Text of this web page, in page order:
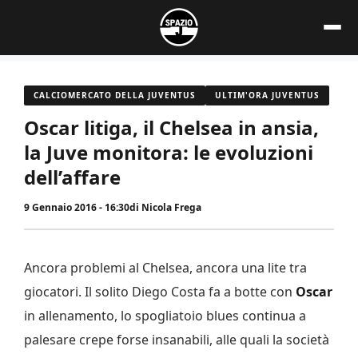
contenuto
CALCIOMERCATO DELLA JUVENTUS ULTIM'ORA JUVENTUS
Oscar litiga, il Chelsea in ansia,
la Juve monitora: le evoluzioni
dell’affare
9 Gennaio 2016 - 16:30di Nicola Frega
Ancora problemi al Chelsea, ancora una lite tra
giocatori. Il solito Diego Costa fa a botte con Oscar
in allenamento, lo spogliatoio blues continua a
palesare crepe forse insanabili, alle quali la società